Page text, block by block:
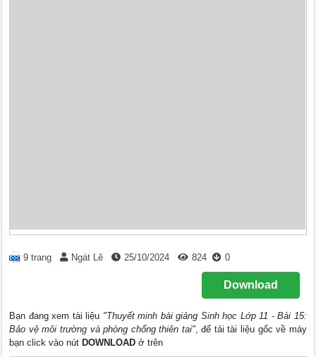
9 trang Ngát Lê 25/10/2024 824 0
Download
Bạn đang xem tài liệu "Thuyết minh bài giảng Sinh học Lớp 11 - Bài 15:
Bảo vệ môi trường và phòng chống thiên tai", để tải tài liệu gốc về máy
bạn click vào nút DOWNLOAD ở trên